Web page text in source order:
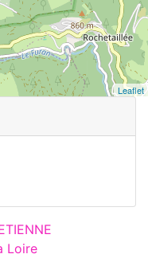
Leaflet
Loire